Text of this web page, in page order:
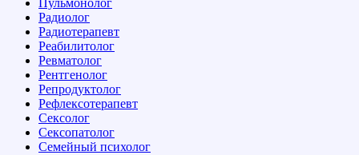
Пульмонолог
Радиолог
Радиотерапевт
Реабилитолог
Ревматолог
Рентгенолог
Репродуктолог
Рефлексотерапевт
Сексолог
Сексопатолог
Семейный психолог